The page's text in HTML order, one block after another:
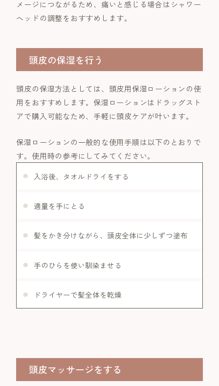
メージにつながるため、痛いと感じる場合はシャワー
ヘッドの調整をおすすめします。
頭皮の保湿を行う
頭皮の保湿方法としては、頭皮用保湿ローションの使
用をおすすめします。保湿ローションはドラッグスト
アで購入可能なため、手軽に頭皮ケアが叶います。
保湿ローションの一般的な使用手順は以下のとおりで
す。使用時の参考にしてみてください。
入浴後、タオルドライをする
適量を手にとる
髪をかき分けながら、頭皮全体に少しずつ塗布
手のひらを使い馴染ませる
ドライヤーで髪全体を乾燥
頭皮マッサージをする